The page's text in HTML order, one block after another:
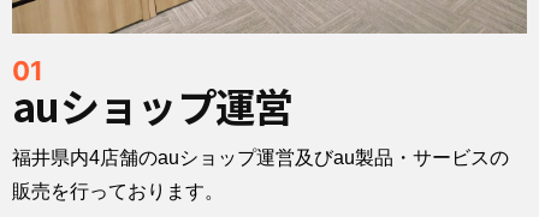
01
auショップ運営
福井県内4店舗のauショップ運営及びau製品・サービスの
販売を行っております。